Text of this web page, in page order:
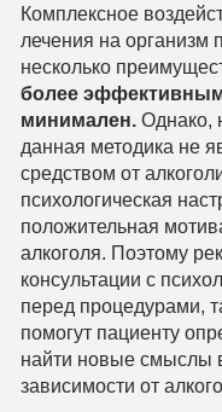
Комплексное
лечения на организм
несколько
более
минимален.Однако,
данная методика не
средством от
психологическая
положительная
алкоголя. Поэтому
консультации с
перед процедурами,
помогут пациенту
найти новые смыслы
зависимости от